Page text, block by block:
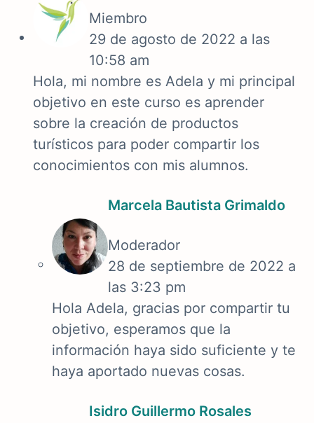
Miembro
29 de agosto de 2022 a las
10:58 am
Hola, mi nombre es Adela y mi principal
objetivo en este curso es aprender
sobre la creación de productos
turísticos para poder compartir los
conocimientos con mis alumnos.
Marcela Bautista Grimaldo
Moderador
28 de septiembre de 2022 a
las 3:23 pm
Hola Adela, gracias por compartir tu
objetivo, esperamos que la
información haya sido suficiente y te
haya aportado nuevas cosas.
Isidro Guillermo Rosales